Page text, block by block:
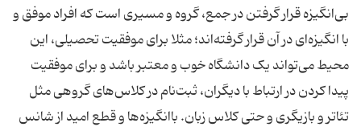
بی‌انگیزه قرار گرفتن در جمع، گروه و مسیری است که افراد موفق و
با انگیزه‌ای در آن قرار گرفته‌اند؛ مثلا برای موفقیت تحصیلی، این
محیط می‌تواند یک دانشگاه خوب و معتبر باشد و برای موفقیت
پیدا کردن در ارتباط با دیگران، ثبت‌نام در کلاس‌های گروهی مثل
تئاتر و بازیگری و حتی کلاس زبان. با‌انگیزه‌ها و قطع امید از شانس